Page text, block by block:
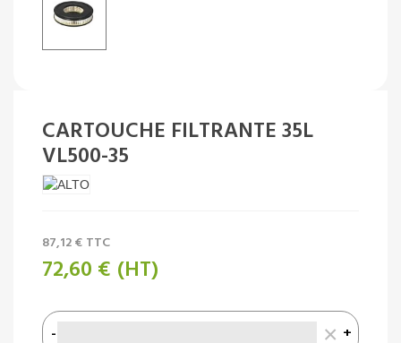
CARTOUCHE FILTRANTE 35L
VL500-35
87,12 € TTC
72,60 € (HT)
- +
×